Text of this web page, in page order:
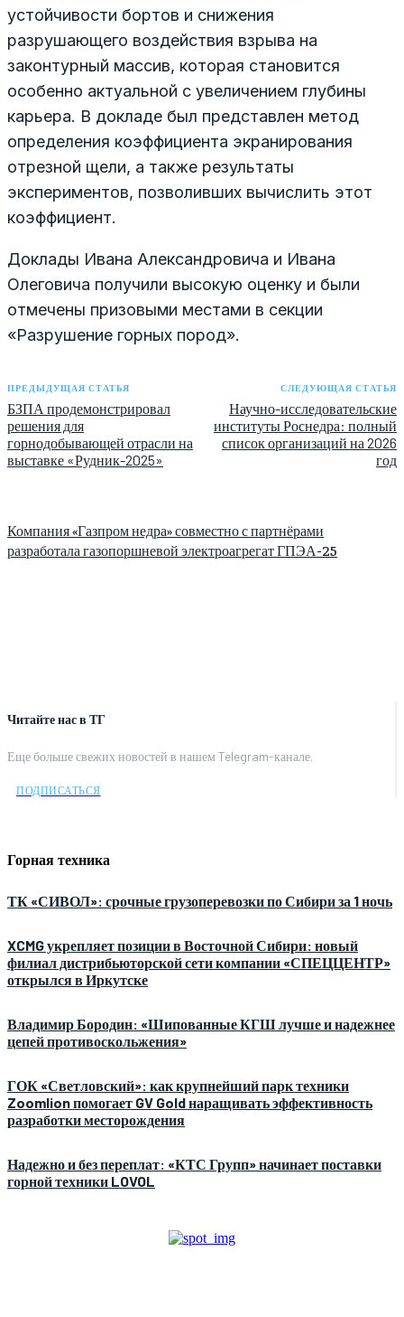
Читайте нас в ТГ
Еще больше свежих новостей в нашем Telegram-канале.
ПОДПИСАТЬСЯ
Горная техника
ТК «СИВОЛ»: срочные грузоперевозки по Сибири за 1 ночь
XCMG укрепляет позиции в Восточной Сибири: новый
филиал дистрибьюторской сети компании «СПЕЦЦЕНТР»
открылся в Иркутске
Владимир Бородин: «Шипованные КГШ лучше и надежнее
цепей противоскольжения»
ГОК «Светловский»: как крупнейший парк техники
Zoomlion помогает GV Gold наращивать эффективность
разработки месторождения
Надежно и без переплат: «КТС Групп» начинает поставки
горной техники LOVOL
устойчивости бортов и снижения
разрушающего воздействия взрыва на
законтурный массив, которая становится
особенно актуальной с увеличением глубины
карьера. В докладе был представлен метод
определения коэффициента экранирования
отрезной щели, а также результаты
экспериментов, позволивших вычислить этот
коэффициент.
Доклады Ивана Александровича и Ивана
Олеговича получили высокую оценку и были
отмечены призовыми местами в секции
«Разрушение горных пород».
ПРЕДЫДУЩАЯ СТАТЬЯ
БЗПА продемонстрировал
решения для
горнодобывающей отрасли на
выставке «Рудник-2025»
СЛЕДУЮЩАЯ СТАТЬЯ
Научно-исследовательские
институты Роснедра: полный
список организаций на 2026
год
Компания «Газпром недра» совместно с партнёрами
разработала газопоршневой электроагрегат ГПЭА-25